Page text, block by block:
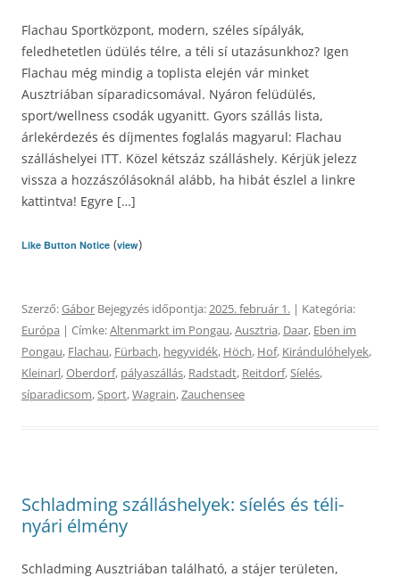
Flachau Sportközpont, modern, széles sípályák,
feledhetetlen üdülés télre, a téli sí utazásunkhoz? Igen
Flachau még mindig a toplista elején vár minket
Ausztriában síparadicsomával. Nyáron felüdülés,
sport/wellness csodák ugyanitt. Gyors szállás lista,
árlekérdezés és díjmentes foglalás magyarul: Flachau
szálláshelyei ITT. Közel kétszáz szálláshely. Kérjük jelezz
vissza a hozzászólásoknál alább, ha hibát észlel a linkre
kattintva! Egyre […]
Like Button Notice (view)
Szerző:Gábor Bejegyzés időpontja:2025. február 1. | Kategória:
Európa | Címke:Altenmarkt im Pongau,Ausztria, Daar, Eben im
Pongau, Flachau, Fürbach, hegyvidék, Höch, Hof, Kirándulóhelyek,
Kleinarl,Oberdorf, pályaszállás, Radstadt, Reitdorf,Síelés,
síparadicsom,Sport,Wagrain,Zauchensee
Schladming szálláshelyek: síelés és téli-
nyári élmény
Schladming Ausztriában található, a stájer területen,